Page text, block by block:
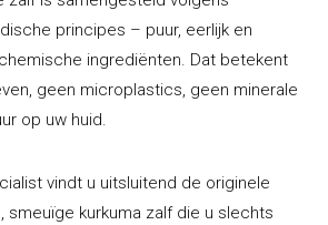
principes – puur, eerlijk en
ingrediënten. Dat betekent
geen microplastics, geen minerale
op uw huid.
vindt u uitsluitend de originele
smeuïge kurkuma zalf die u slechts